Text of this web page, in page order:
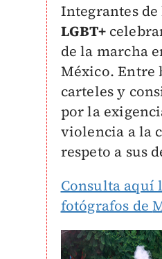
Integrantes
LGBT+
de la marcha
México. Entre
carteles y
por la
violencia a la
respeto a sus
Consulta aquí
fotógrafos de